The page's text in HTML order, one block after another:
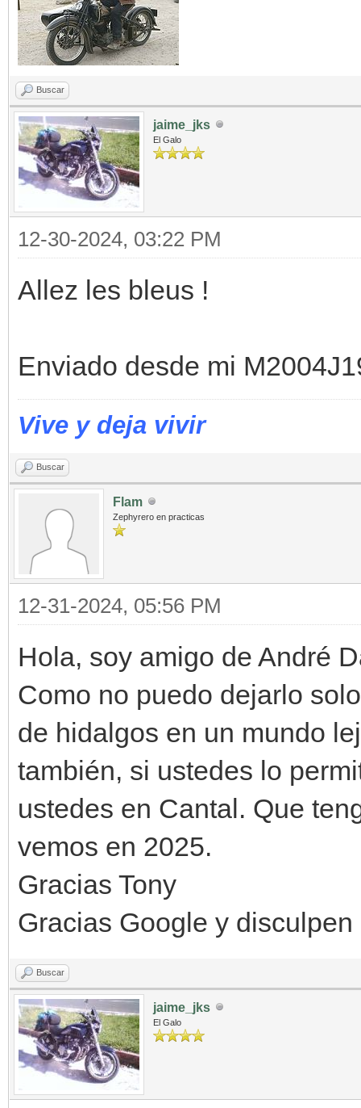
Buscar
jaime_jks
El Galo
12-30-2024, 03:22 PM
Allez les bleus !
Enviado desde mi
Vive y deja vivir
Buscar
Flam
Zephyrero en practicas
12-31-2024, 05:56 PM
Hola, soy amigo de André
Como no puedo dejarlo
de hidalgos en un mundo
también, si ustedes lo
ustedes en Cantal. Que
vemos en 2025.
Gracias Tony
Gracias Google y
Buscar
jaime_jks
El Galo